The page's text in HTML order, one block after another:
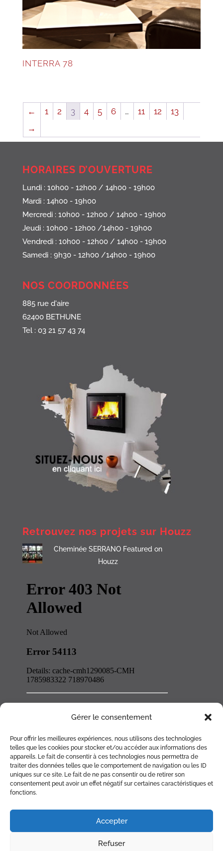
Gérer le consentement
Pour offrir les meilleures expériences, nous utilisons des technologies
telles que les cookies pour stocker et/ou accéder aux informations des
appareils. Le fait de consentir à ces technologies nous permettra de
traiter des données telles que le comportement de navigation ou les ID
uniques sur ce site. Le fait de ne pas consentir ou de retirer son
consentement peut avoir un effet négatif sur certaines caractéristiques et
fonctions.
Accepter
Refuser
INTERRA 78
← 1 2 3 4 5 6 … 11 12
13
→
HORAIRES D’OUVERTURE
Lundi : 10h00 - 12h00 / 14h00 - 19h00
Mardi : 14h00 - 19h00
Mercredi : 10h00 - 12h00 / 14h00 - 19h00
Jeudi : 10h00 - 12h00 /14h00 - 19h00
Vendredi : 10h00 - 12h00 / 14h00 - 19h00
Samedi : 9h30 - 12h00 /14h00 - 19h00
NOS COORDONNÉES
885 rue d'aire
62400 BETHUNE
Tel : 03 21 57 43 74
Retrouvez nos projets sur Houzz
Cheminée SERRANO Featured on
Houzz
ACCESSOIRES
RÉALISATIONS
PARTENAIRES
PLAN
RDV RAMONAGE